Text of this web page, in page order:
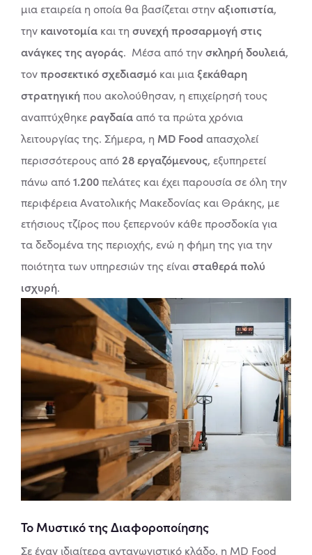
μια εταιρεία η οποία θα βασίζεται στηναξιοπιστία,
την καινοτομία και τη συνεχή προσαρμογή στις
ανάγκες της αγοράς. Μέσα από τηνσκληρή δουλειά,
τονπροσεκτικό σχεδιασμό και μιαξεκάθαρη
στρατηγικήπου ακολούθησαν, η επιχείρησή τους
αναπτύχθηκε ραγδαίααπό τα πρώτα χρόνια
λειτουργίας της. Σήμερα, η MD Food απασχολεί
περισσότερους από28 εργαζόμενους, εξυπηρετεί
πάνω από1.200πελάτες και έχει παρουσία σε όλη την
περιφέρεια Ανατολικής Μακεδονίας και Θράκης, με
ετήσιους τζίρος που ξεπερνούν κάθε προσδοκία για
τα δεδομένα της περιοχής, ενώ η φήμη της για την
ποιότητα των υπηρεσιών της είναισταθερά πολύ
ισχυρή.
Το Μυστικό της Διαφοροποίησης
Σε έναν ιδιαίτερα ανταγωνιστικό κλάδο, η MD Food